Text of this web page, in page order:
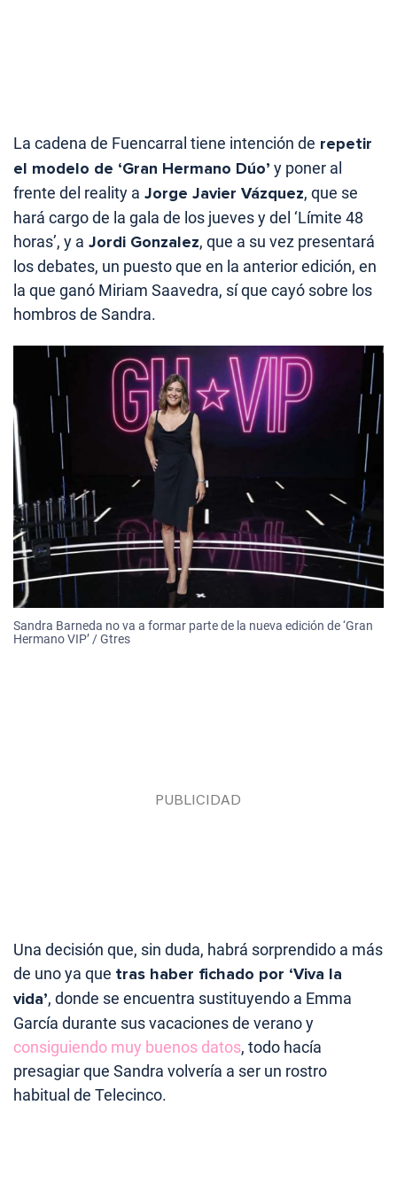
La cadena de Fuencarral tiene intención de repetir
el modelo de ‘Gran Hermano Dúo’ y poner al
frente del reality a Jorge Javier Vázquez, que se
hará cargo de la gala de los jueves y del ‘Límite 48
horas’, y a Jordi Gonzalez, que a su vez presentará
los debates, un puesto que en la anterior edición, en
la que ganó Miriam Saavedra, sí que cayó sobre los
hombros de Sandra.
Sandra Barneda no va a formar parte de la nueva edición de ‘Gran
Hermano VIP’ / Gtres
Una decisión que, sin duda, habrá sorprendido a más
de uno ya que tras haber fichado por ‘Viva la
vida’, donde se encuentra sustituyendo a Emma
García durante sus vacaciones de verano y
consiguiendo muy buenos datos, todo hacía
presagiar que Sandra volvería a ser un rostro
habitual de Telecinco.